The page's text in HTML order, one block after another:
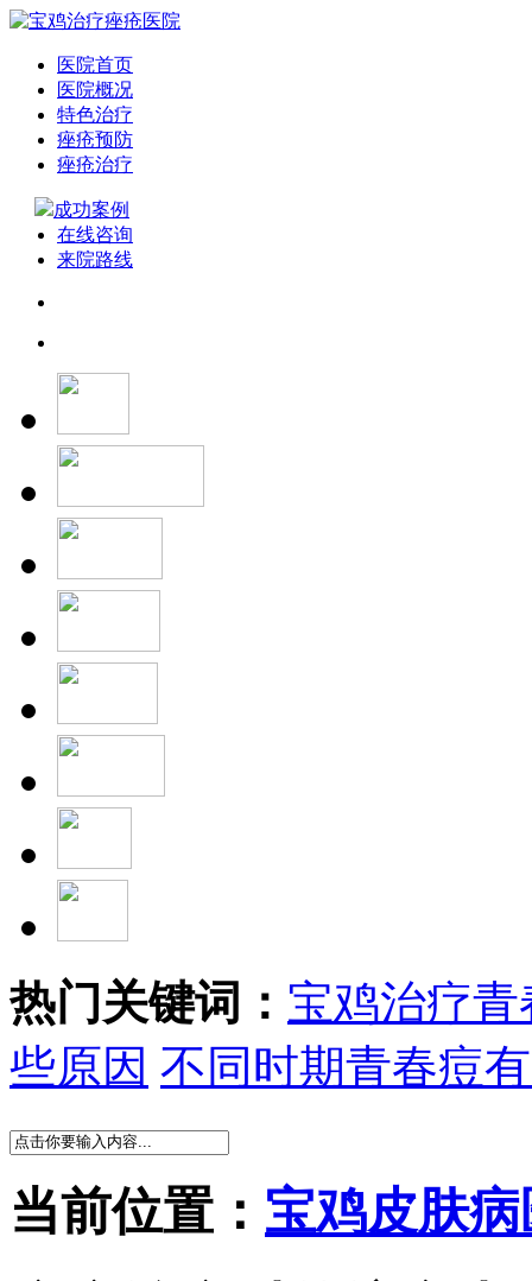
医院首页
医院概况
特色治疗
痤疮预防
痤疮治疗
成功案例
在线咨询
来院路线
热门关键词： 宝鸡治疗
些原因 不同时期青春痘
当前位置： 宝鸡皮肤